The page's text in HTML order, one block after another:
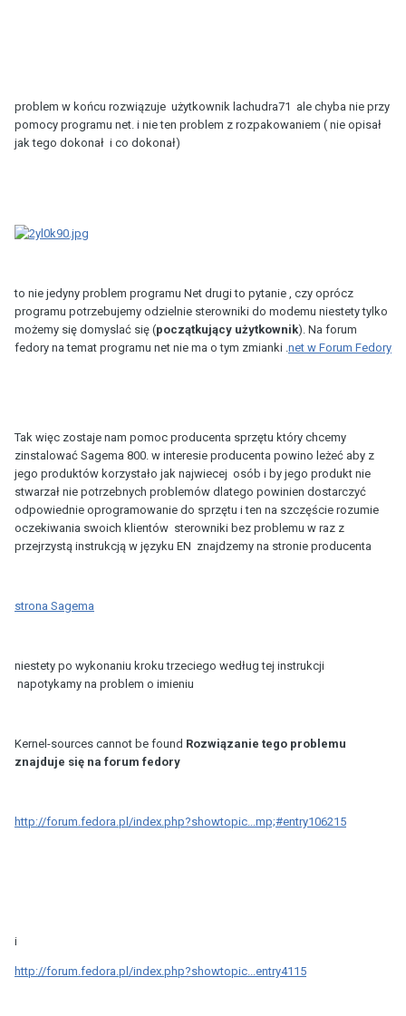
problem w końcu rozwiązuje użytkownik lachudra71 ale chyba nie przy
pomocy programu net. i nie ten problem z rozpakowaniem ( nie opisał
jak tego dokonał i co dokonał)
to nie jedyny problem programu Net drugi to pytanie , czy oprócz
programu potrzebujemy odzielnie sterowniki do modemu niestety tylko
możemy się domyslać się (początkujący użytkownik). Na forum
fedory na temat programu net nie ma o tym zmianki . net w Forum Fedory
Tak więc zostaje nam pomoc producenta sprzętu który chcemy
zinstalować Sagema 800. w interesie producenta powino leżeć aby z
jego produktów korzystało jak najwiecej osób i by jego produkt nie
stwarzał nie potrzebnych problemów dlatego powinien dostarczyć
odpowiednie oprogramowanie do sprzętu i ten na szczęście rozumie
oczekiwania swoich klientów sterowniki bez problemu w raz z
przejrzystą instrukcją w języku EN znajdzemy na stronie producenta
strona Sagema
niestety po wykonaniu kroku trzeciego według tej instrukcji
napotykamy na problem o imieniu
Kernel-sources cannot be found Rozwiązanie tego problemu
znajduje się na forum fedory
http://forum.fedora.pl/index.php?showtopic...mp;#entry106215
i
http://forum.fedora.pl/index.php?showtopic...entry4115